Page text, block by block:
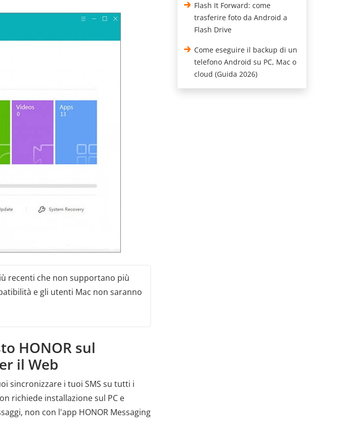
recenti che non supportano più
e gli utenti Mac non saranno
HONOR sul
il Web
sincronizzare i tuoi SMS su tutti i
richiede installazione sul PC e
non con l'app HONOR Messaging
Flash It Forward: come
trasferire foto da Android a
Flash Drive
Come eseguire il backup di un
telefono Android su PC, Mac o
cloud (Guida 2026)